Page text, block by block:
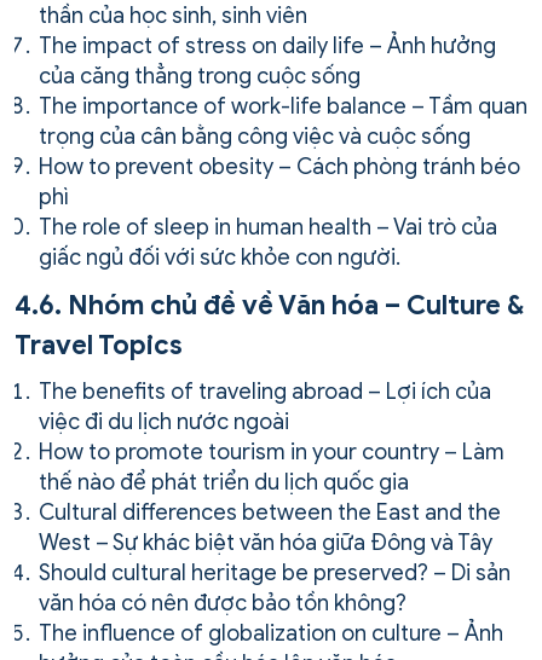
thần của học sinh, sinh viên
The impact of stress on daily life – Ảnh hưởng
của căng thẳng trong cuộc sống
The importance of work-life balance – Tầm quan
trọng của cân bằng công việc và cuộc sống
How to prevent obesity – Cách phòng tránh béo
phì
The role of sleep in human health – Vai trò của
giấc ngủ đối với sức khỏe con người.
4.6. Nhóm chủ đề về Văn hóa – Culture &
Travel Topics
The benefits of traveling abroad – Lợi ích của
việc đi du lịch nước ngoài
How to promote tourism in your country – Làm
thế nào để phát triển du lịch quốc gia
Cultural differences between the East and the
West – Sự khác biệt văn hóa giữa Đông và Tây
Should cultural heritage be preserved? – Di sản
văn hóa có nên được bảo tồn không?
The influence of globalization on culture – Ảnh